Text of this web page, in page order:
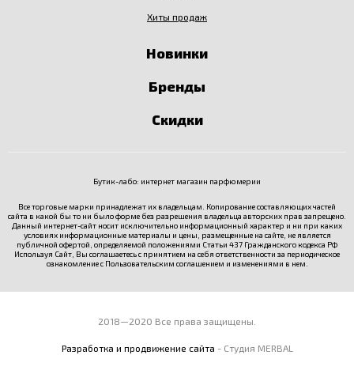
Хиты продаж
Новинки
Бренды
Скидки
Бутик-лабо: интернет магазин парфюмерии
Все торговые марки принадлежат их владельцам. Копирование составляющих частей
сайта в какой бы то ни было форме без разрешения владельца авторских прав запрещено.
Данный интернет-сайт носит исключительно информационный характер и ни при каких
условиях информационные материалы и цены, размещенные на сайте, не является
публичной офертой, определяемой положениями Статьи 437 Гражданского кодекса РФ
Используя Сайт, Вы соглашаетесь с принятием на себя ответственности за периодическое
ознакомление с Пользовательским соглашением и изменениями в нем.
2018—2020 Все права защищены.
Разработка и продвижение сайта - Студия MERBAL